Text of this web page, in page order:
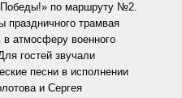
Победы!» по маршруту №2.
праздничного трамвая
в атмосферу военного
гостей звучали
песни в исполнении
и Сергея